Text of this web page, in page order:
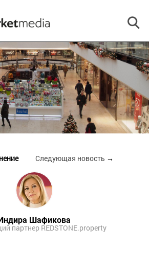
Следующая новость →
Индира Шафикова
партнер REDSTONE.property